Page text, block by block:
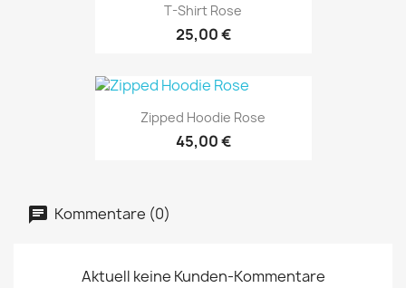
T-Shirt Rose
25,00 €
Zipped Hoodie Rose
45,00 €
Kommentare (0)
Aktuell keine Kunden-Kommentare